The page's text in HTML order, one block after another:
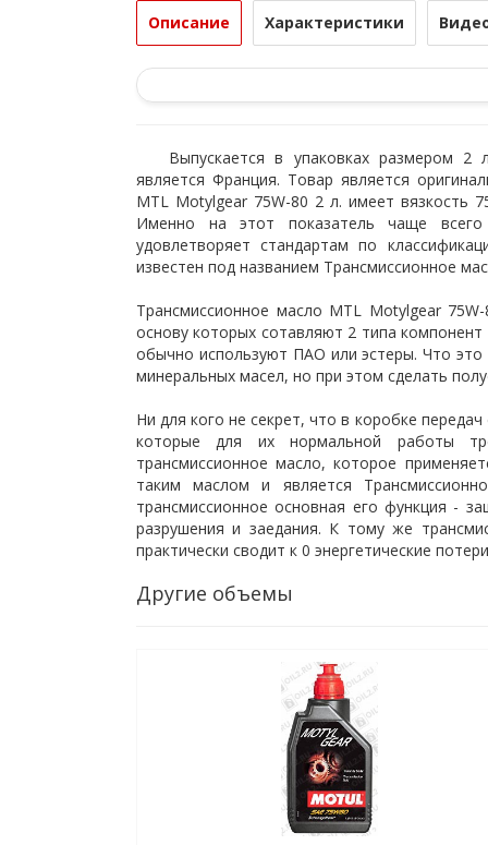
Описание Характеристики
Выпускается в упаковках размером 2
является Франция. Товар является
MTL Motylgear 75W-80 2 л. имеет вязкость
Именно на этот показатель чаще
удовлетворяет стандартам по
известен под названием Трансмиссионное
Трансмиссионное масло MTL Motylgear
основу которых сотавляют 2 типа компонент
обычно используют ПАО или эстеры. Что это
минеральных масел, но при этом сделать
Ни для кого не секрет, что в коробке
которые для их нормальной работы
трансмиссионное масло, которое
таким маслом и является
трансмиссионное основная его функция -
разрушения и заедания. К тому же
практически сводит к 0 энергетические
Другие объемы